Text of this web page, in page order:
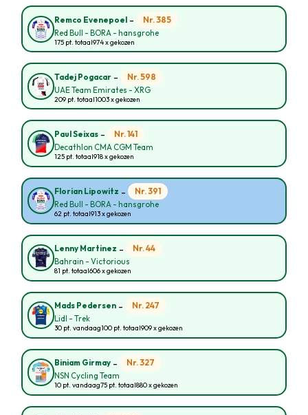
Remco Evenepoel - Nr. 385
Red Bull - BORA - hansgrohe
175 pt. totaal974 x gekozen
Tadej Pogacar - Nr. 598
UAE Team Emirates - XRG
209 pt. totaal1003 x gekozen
Paul Seixas - Nr. 141
Decathlon CMA CGM Team
125 pt. totaal918 x gekozen
Florian Lipowitz - Nr. 391
Red Bull - BORA - hansgrohe
62 pt. totaal913 x gekozen
Lenny Martinez - Nr. 44
Bahrain - Victorious
81 pt. totaal606 x gekozen
Mads Pedersen - Nr. 247
Lidl - Trek
30 pt. vandaag100 pt. totaal909 x gekozen
Biniam Girmay - Nr. 327
NSN Cycling Team
10 pt. vandaag75 pt. totaal880 x gekozen